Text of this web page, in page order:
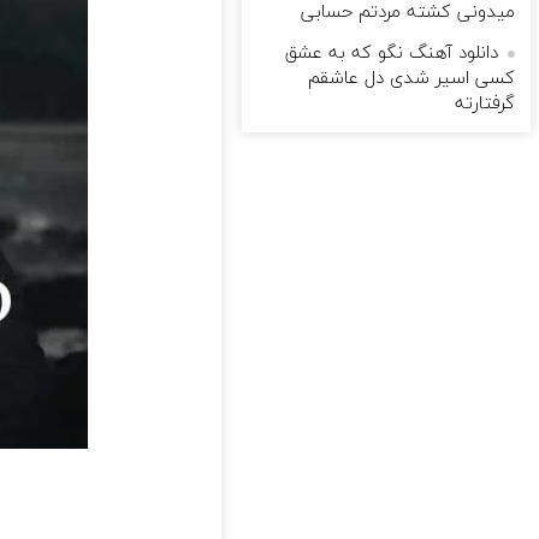
میدونی کشته مردتم حسابی
دانلود آهنگ نگو که به عشق
کسی اسیر شدی دل عاشقم
گرفتارته